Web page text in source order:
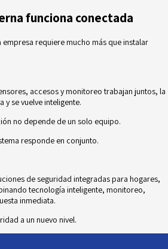
funciona conectada
requiere mucho más que instalar
accesos y monitoreo trabajan juntos, la
y se vuelve inteligente.
no depende de un solo equipo.
responde en conjunto.
de seguridad integradas para hogares,
tecnología inteligente, monitoreo,
inmediata.
a un nuevo nivel.